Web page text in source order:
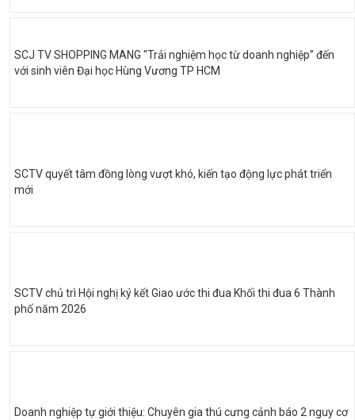
SCJ TV SHOPPING MANG "Trải nghiệm học từ doanh nghiệp” đến
với sinh viên Đại học Hùng Vương TP HCM
SCTV quyết tâm đồng lòng vượt khó, kiến tạo động lực phát triển
mới
SCTV chủ trì Hội nghị ký kết Giao ước thi đua Khối thi đua 6 Thành
phố năm 2026
Doanh nghiệp tự giới thiệu: Chuyên gia thú cưng cảnh báo 2 nguy cơ